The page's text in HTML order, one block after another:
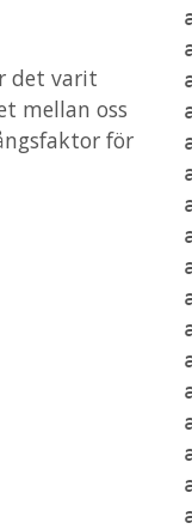
det varit
mellan oss
för